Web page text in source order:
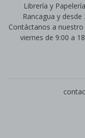
Librería y
Rancagua y
Contáctanos a
viernes de 9:00 a